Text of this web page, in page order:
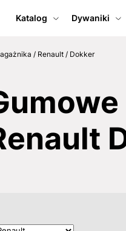
Katalog Dywaniki
/ Renault / Dokker